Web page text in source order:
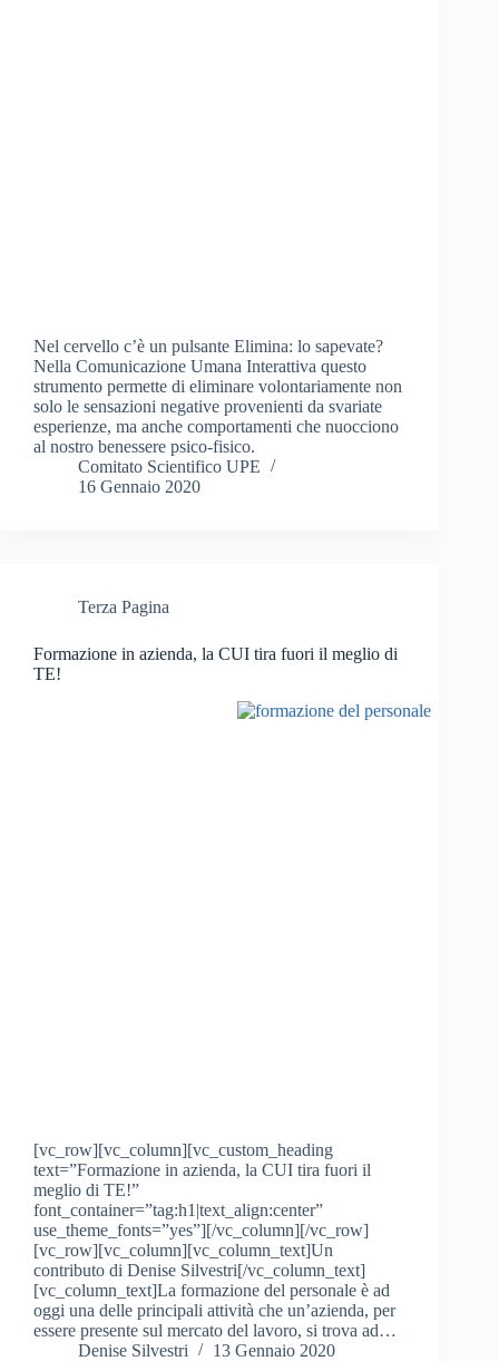
Nel cervello c’è un pulsante Elimina: lo sapevate?
Nella Comunicazione Umana Interattiva questo
strumento permette di eliminare volontariamente non
solo le sensazioni negative provenienti da svariate
esperienze, ma anche comportamenti che nuocciono
al nostro benessere psico-fisico.
Comitato Scientifico UPE
16 Gennaio 2020
Terza Pagina
Formazione in azienda, la CUI tira fuori il meglio di
TE!
[vc_row][vc_column][vc_custom_heading
text=”Formazione in azienda, la CUI tira fuori il
meglio di TE!”
font_container=”tag:h1|text_align:center”
use_theme_fonts=”yes”][/vc_column][/vc_row]
[vc_row][vc_column][vc_column_text]Un
contributo di Denise Silvestri[/vc_column_text]
[vc_column_text]La formazione del personale è ad
oggi una delle principali attività che un’azienda, per
essere presente sul mercato del lavoro, si trova ad…
Denise Silvestri
13 Gennaio 2020